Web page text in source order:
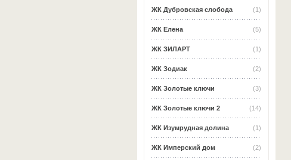
(1)
ЖК Дубровская слобода
(5)
ЖК Елена
(1)
ЖК ЗИЛАРТ
(2)
ЖК Зодиак
(3)
ЖК Золотые ключи
(14)
ЖК Золотые ключи 2
(1)
ЖК Изумрудная долина
(2)
ЖК Имперский дом